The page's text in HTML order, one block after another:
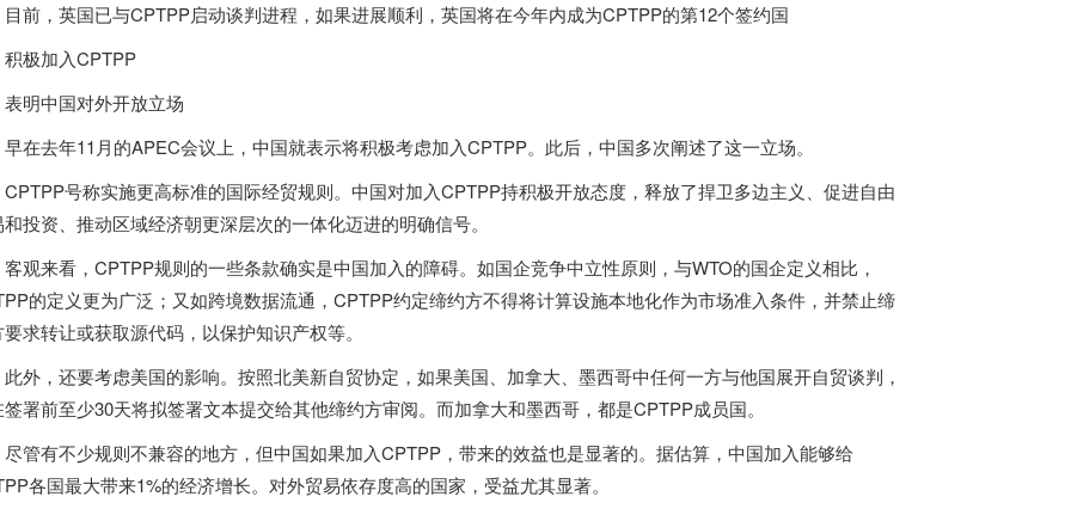
目前，英国已与CPTPP启动谈判进程，如果进展顺利，英国将在今年内成为CPTPP的第12个签约国
积极加入CPTPP
表明中国对外开放立场
早在去年11月的APEC会议上，中国就表示将积极考虑加入CPTPP。此后，中国多次阐述了这一立场。
CPTPP号称实施更高标准的国际经贸规则。中国对加入CPTPP持积极开放态度，释放了捍卫多边主义、促进自由
和投资、推动区域经济朝更深层次的一体化迈进的明确信号。
客观来看，CPTPP规则的一些条款确实是中国加入的障碍。如国企竞争中立性原则，与WTO的国企定义相比，
的定义更为广泛；又如跨境数据流通，CPTPP约定缔约方不得将计算设施本地化作为市场准入条件，并禁止缔
求转让或获取源代码，以保护知识产权等。
此外，还要考虑美国的影响。按照北美新自贸协定，如果美国、加拿大、墨西哥中任何一方与他国展开自贸谈判，
签署前至少30天将拟签署文本提交给其他缔约方审阅。而加拿大和墨西哥，都是CPTPP成员国。
尽管有不少规则不兼容的地方，但中国如果加入CPTPP，带来的效益也是显著的。据估算，中国加入能够给
各国最大带来1%的经济增长。对外贸易依存度高的国家，受益尤其显著。